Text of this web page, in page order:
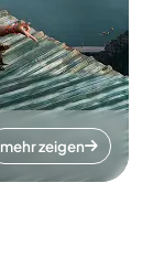
mehr zeigen